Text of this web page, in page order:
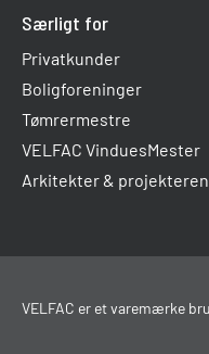
Særligt for
Privatkunder
Boligforeninger
Tømrermestre
VELFAC VinduesMester
Arkitekter &
VELFAC er et varemærke